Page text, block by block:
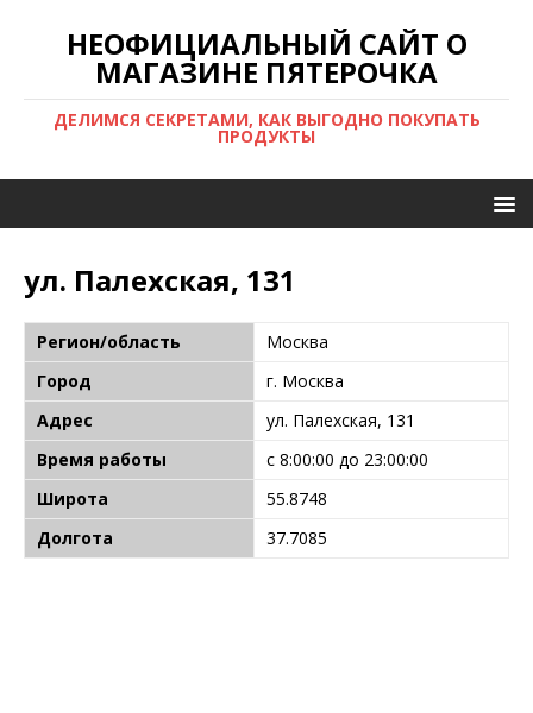
НЕОФИЦИАЛЬНЫЙ САЙТ О
МАГАЗИНЕ ПЯТЕРОЧКА
ДЕЛИМСЯ СЕКРЕТАМИ, КАК ВЫГОДНО ПОКУПАТЬ
ПРОДУКТЫ
ул. Палехская, 131
Регион/область
Москва
Город
г. Москва
Адрес
ул. Палехская, 131
Время работы
с 8:00:00 до 23:00:00
Широта
55.8748
Долгота
37.7085